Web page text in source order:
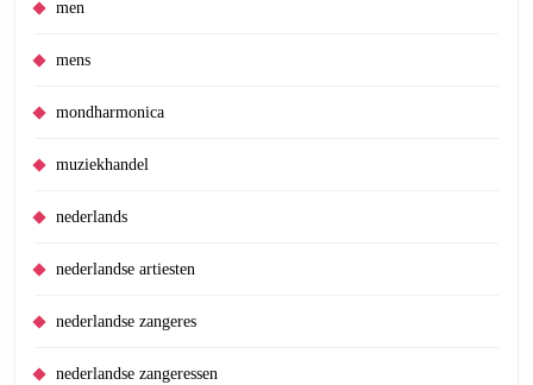
men
mens
mondharmonica
muziekhandel
nederlands
nederlandse artiesten
nederlandse zangeres
nederlandse zangeressen